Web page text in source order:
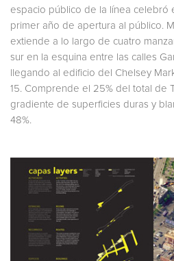
espacio público de la línea celebró
primer año de apertura al público.
extiende a lo largo de cuatro
sur en la esquina entre las calles
llegando al edificio del Chelsey
15. Comprende el 25% del total de
gradiente de superficies duras y
48%.